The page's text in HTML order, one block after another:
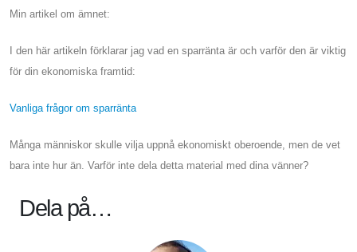
Min artikel om ämnet:
I den här artikeln förklarar jag vad en sparränta är och varför den är viktig
för din ekonomiska framtid:
Vanliga frågor om sparränta
Många människor skulle vilja uppnå ekonomiskt oberoende, men de vet
bara inte hur än. Varför inte dela detta material med dina vänner?
Dela på…